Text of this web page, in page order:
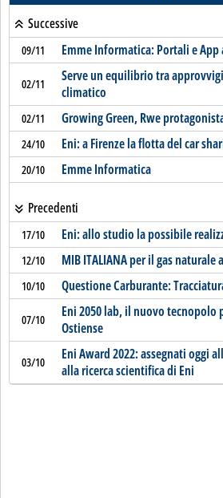
Successive
09/11 Emme Informatica: Portali e
02/11
Serve un equilibrio tra
climatico
02/11 Growing Green, Rwe
24/10 Eni: a Firenze la flotta del car
20/10 Emme Informatica
Precedenti
17/10 Eni: allo studio la possibile
12/10 MIB ITALIANA per il gas naturale
10/10 Questione Carburante:
07/10
Eni 2050 lab, il nuovo tecnopolo
Ostiense
03/10
Eni Award 2022: assegnati oggi
alla ricerca scientifica di Eni